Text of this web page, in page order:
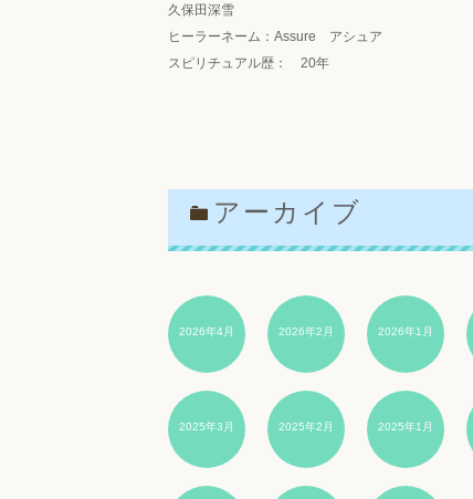
久保田深雪
ヒーラーネーム：Assure アシュア
スピリチュアル歴： 20年
アーカイブ
2026年4月 2026年2月 2026年1月
2025年3月 2025年2月 2025年1月